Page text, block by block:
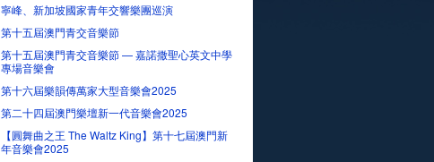
寧峰、新加坡國家青年交響樂團巡演
第十五屆澳門青交音樂節
第十五屆澳門青交音樂節 — 嘉諾撒聖心英文中學
專場音樂會
第十六屆樂韻傳萬家大型音樂會2025
第二十四屆澳門樂壇新一代音樂會2025
【圓舞曲之王 The Waltz King】第十七屆澳門新
年音樂會2025